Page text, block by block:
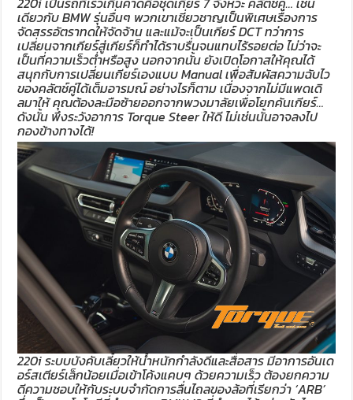
เดียวกับ BMW รุ่นอื่นๆ พวกเขาเชี่ยวชาญเป็นพิเศษเรื่องการ
จัดสรรอัตราทดให้จัดจ้าน และแม้จะเป็นเกียร์ DCT ทว่าการ
เปลี่ยนจากเกียร์สู่เกียร์ก็ทำได้ราบรื่นจนแทบไร้รอยต่อ ไม่ว่าจะ
เป็นที่ความเร็วต่ำหรือสูง นอกจากนั้น ยังเปิดโอกาสให้คุณได้
สนุกกับการเปลี่ยนเกียร์เองแบบ Manual เพื่อสัมผัสความฉับไว
ของคลัตช์คู่ได้เต็มอารมณ์ อย่างไรก็ตาม เนื่องจากไม่มีแพดเดิ
ลมาให้ คุณต้องละมือซ้ายออกจากพวงมาลัยเพื่อโยกคันเกียร์…
ดังนั้น พึงระวังอาการ Torque Steer ให้ดี ไม่เช่นนั้นอาจลงไป
กองข้างทางได้!
220i ระบบบังคับเลี้ยวให้น้ำหนักกำลังดีและสื่อสาร มีอาการอันเด
อร์สเตียร์เล็กน้อยเมื่อเข้าโค้งแคบๆ ด้วยความเร็ว ต้องยกความ
ดีความชอบให้กับระบบจำกัดการลื่นไถลของล้อที่เรียกว่า ‘ARB’